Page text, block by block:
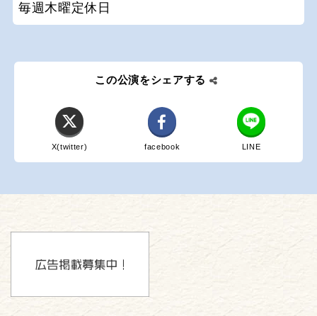
毎週木曜定休日
この公演をシェアする
X(twitter) facebook LINE